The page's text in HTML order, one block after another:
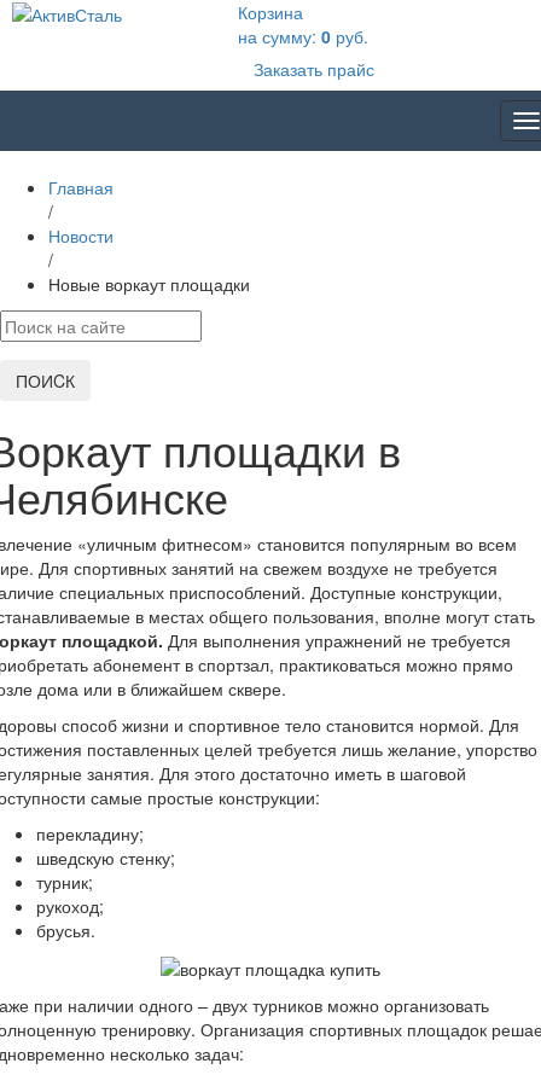
Корзина
на сумму: 0руб.
Заказать прайс
Главная
/
Новости
/
Новые воркаут площадки
ПОИCК
площадки в
«уличным фитнесом» становится популярным во всем
Для спортивных занятий на свежем воздухе не требуется
специальных приспособлений. Доступные конструкции,
в местах общего пользования, вполне могут стать
площадкой. Для выполнения упражнений не требуется
абонемент в спортзал, практиковаться можно прямо
дома или в ближайшем сквере.
способ жизни и спортивное тело становится нормой. Для
поставленных целей требуется лишь желание,
занятия. Для этого достаточно иметь в шаговой
самые простые конструкции:
перекладину;
шведскую стенку;
турник;
рукоход;
брусья.
при наличии одного – двух турников можно организовать
тренировку. Организация спортивных площадок
несколько задач: